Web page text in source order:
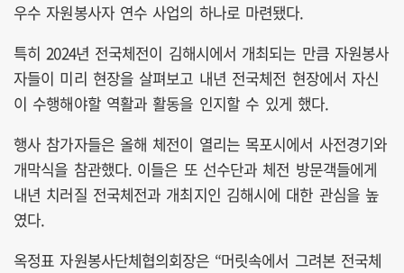
우수 자원봉사자 연수 사업의 하나로 마련됐다.
특히 2024년 전국체전이 김해시에서 개최되는 만큼 자원봉사
자들이 미리 현장을 살펴보고 내년 전국체전 현장에서 자신
이 수행해야할 역활과 활동을 인지할 수 있게 했다.
행사 참가자들은 올해 체전이 열리는 목포시에서 사전경기와
개막식을 참관했다. 이들은 또 선수단과 체전 방문객들에게
내년 치러질 전국체전과 개최지인 김해시에 대한 관심을 높
였다.
옥정표 자원봉사단체협의회장은 “머릿속에서 그려본 전국체